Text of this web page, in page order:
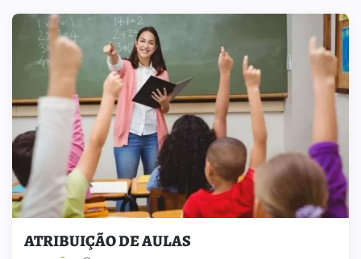
ATRIBUIÇÃO DE AULAS